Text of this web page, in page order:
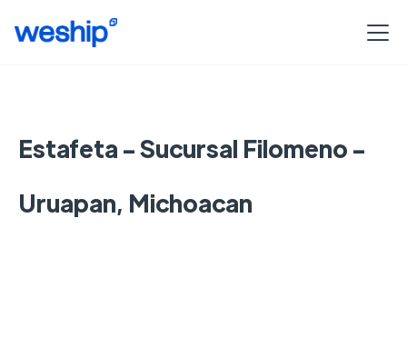
Estafeta - Sucursal Filomeno -
Uruapan, Michoacan